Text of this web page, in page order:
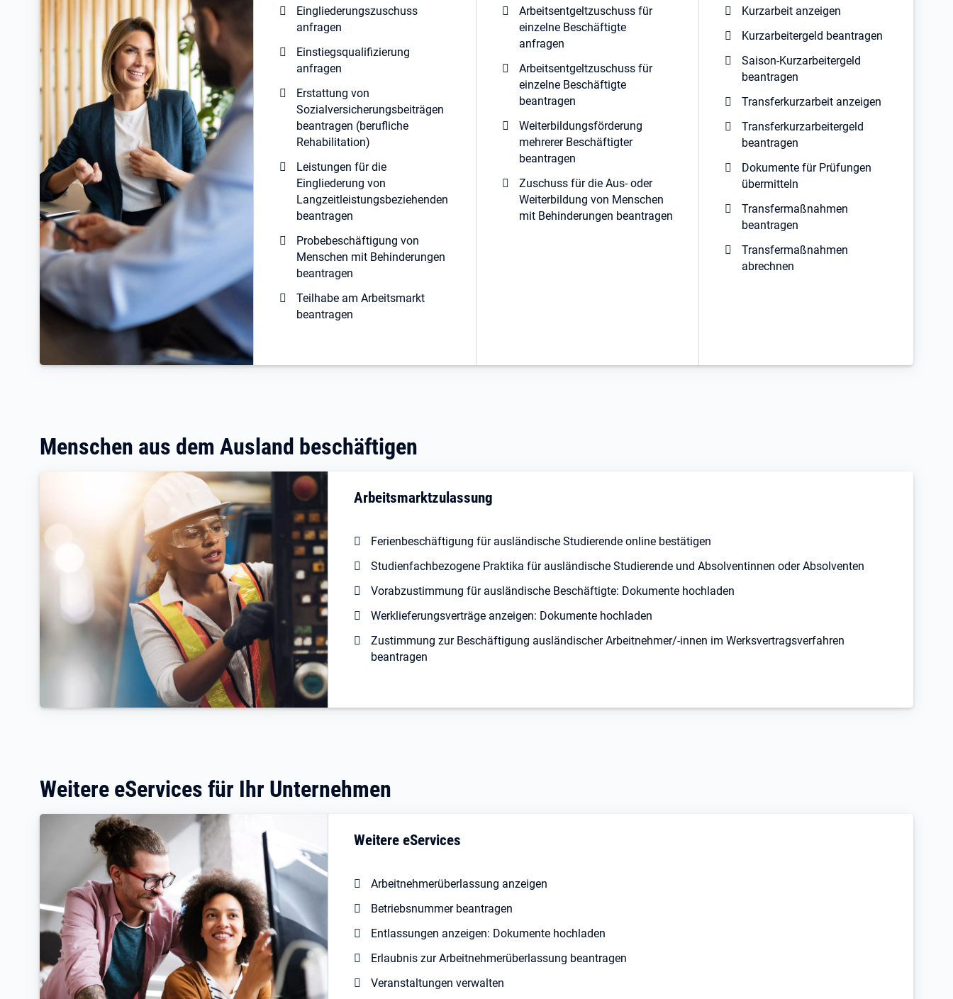
Eingliederungszuschuss
anfragen
Einstiegsqualifizierung
anfragen
Erstattung von
Sozialversicherungsbeiträgen
beantragen (berufliche
Rehabilitation)
Leistungen für die
Eingliederung von
Langzeitleistungsbeziehenden
beantragen
Probebeschäftigung von
Menschen mit Behinderungen
beantragen
Teilhabe am Arbeitsmarkt
beantragen
Arbeitsentgeltzuschuss für
einzelne Beschäftigte
anfragen
Arbeitsentgeltzuschuss für
einzelne Beschäftigte
beantragen
Weiterbildungsförderung
mehrerer Beschäftigter
beantragen
Zuschuss für die Aus- oder
Weiterbildung von Menschen
mit Behinderungen beantragen
Kurzarbeit anzeigen
Kurzarbeitergeld beantragen
Saison-Kurzarbeitergeld
beantragen
Transferkurzarbeit anzeigen
Transferkurzarbeitergeld
beantragen
Dokumente für Prüfungen
übermitteln
Transfermaßnahmen
beantragen
Transfermaßnahmen
abrechnen
Menschen aus dem Ausland beschäftigen
Arbeitsmarktzulassung
Ferienbeschäftigung für ausländische Studierende online bestätigen
Studienfachbezogene Praktika für ausländische Studierende und Absolventinnen oder Absolventen
Vorabzustimmung für ausländische Beschäftigte: Dokumente hochladen
Werklieferungsverträge anzeigen: Dokumente hochladen
Zustimmung zur Beschäftigung ausländischer Arbeitnehmer/-innen im Werksvertragsverfahren
beantragen
Weitere eServices für Ihr Unternehmen
Weitere eServices
Arbeitnehmerüberlassung anzeigen
Betriebsnummer beantragen
Entlassungen anzeigen: Dokumente hochladen
Erlaubnis zur Arbeitnehmerüberlassung beantragen
Veranstaltungen verwalten